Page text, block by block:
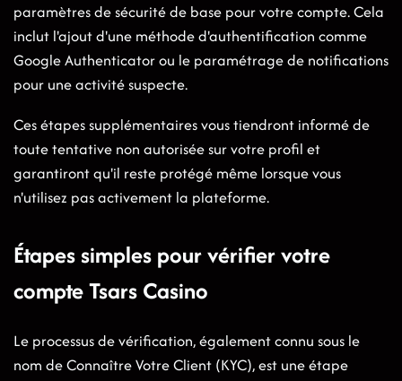
paramètres de sécurité de base pour votre compte. Cela
inclut l'ajout d'une méthode d'authentification comme
Google Authenticator ou le paramétrage de notifications
pour une activité suspecte.
Ces étapes supplémentaires vous tiendront informé de
toute tentative non autorisée sur votre profil et
garantiront qu'il reste protégé même lorsque vous
n'utilisez pas activement la plateforme.
Étapes simples pour vérifier votre
compte Tsars Casino
Le processus de vérification, également connu sous le
nom de Connaître Votre Client (KYC), est une étape